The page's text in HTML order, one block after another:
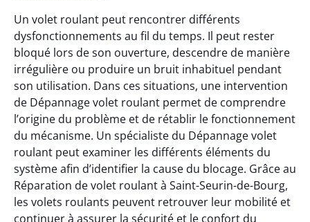
Un volet roulant peut rencontrer différents
dysfonctionnements au fil du temps. Il peut rester
bloqué lors de son ouverture, descendre de manière
irrégulière ou produire un bruit inhabituel pendant
son utilisation. Dans ces situations, une intervention
de Dépannage volet roulant permet de comprendre
l’origine du problème et de rétablir le fonctionnement
du mécanisme. Un spécialiste du Dépannage volet
roulant peut examiner les différents éléments du
système afin d’identifier la cause du blocage. Grâce au
Réparation de volet roulant à Saint-Seurin-de-Bourg,
les volets roulants peuvent retrouver leur mobilité et
continuer à assurer la sécurité et le confort du